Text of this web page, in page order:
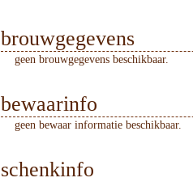
brouwgegevens
geen brouwgegevens beschikbaar.
bewaarinfo
geen bewaar informatie beschikbaar.
schenkinfo